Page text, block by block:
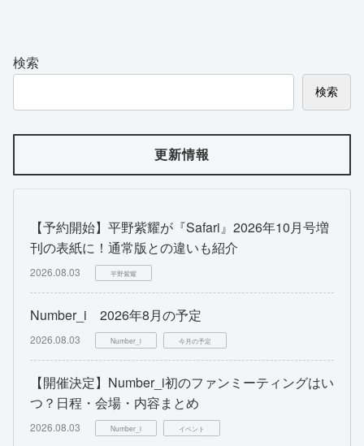
検索
検索
更新情報
【予約開始】平野紫耀が『Safari』2026年10月号増
刊の表紙に！通常版との違いも紹介
2026.08.03 平野紫耀
Number_i 2026年8月の予定
2026.08.03 Number_i 今月の予定
【開催決定】Number_i初のファンミーティングはい
つ？日程・会場・内容まとめ
2026.08.03 Number_i イベント